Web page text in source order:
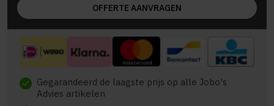
OFFERTE AANVRAGEN
check Gegarandeerd de laagste prijs op alle Jobo's
Advies artikelen